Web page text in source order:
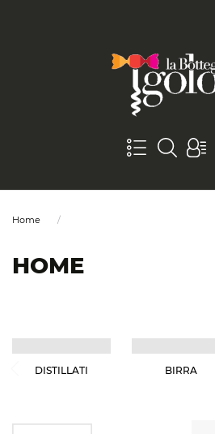
Home
HOME
DISTILLATI BIRRA